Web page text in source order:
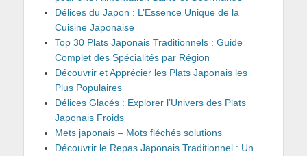
Délices du Japon : L’Essence Unique de la
Cuisine Japonaise
Top 30 Plats Japonais Traditionnels : Guide
Complet des Spécialités par Région
Découvrir et Apprécier les Plats Japonais les
Plus Populaires
Délices Glacés : Explorer l’Univers des Plats
Japonais Froids
Mets japonais – Mots fléchés solutions
Découvrir le Repas Japonais Traditionnel : Un